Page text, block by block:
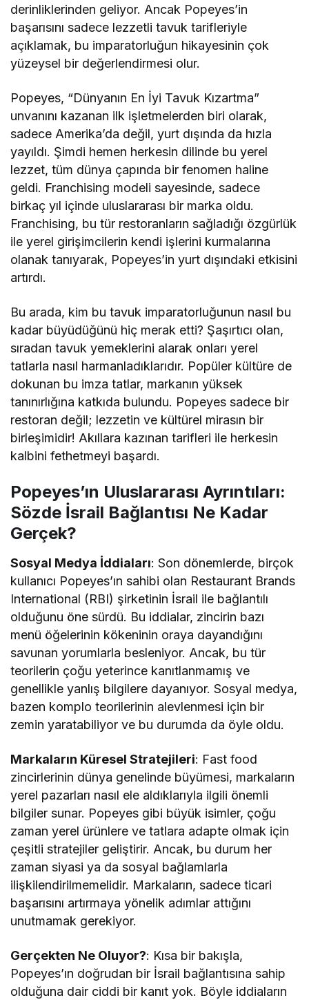
derinliklerinden geliyor. Ancak Popeyes’in
başarısını sadece lezzetli tavuk tarifleriyle
açıklamak, bu imparatorluğun hikayesinin çok
yüzeysel bir değerlendirmesi olur.
Popeyes, “Dünyanın En İyi Tavuk Kızartma”
unvanını kazanan ilk işletmelerden biri olarak,
sadece Amerika’da değil, yurt dışında da hızla
yayıldı. Şimdi hemen herkesin dilinde bu yerel
lezzet, tüm dünya çapında bir fenomen haline
geldi. Franchising modeli sayesinde, sadece
birkaç yıl içinde uluslararası bir marka oldu.
Franchising, bu tür restoranların sağladığı özgürlük
ile yerel girişimcilerin kendi işlerini kurmalarına
olanak tanıyarak, Popeyes’in yurt dışındaki etkisini
artırdı.
Bu arada, kim bu tavuk imparatorluğunun nasıl bu
kadar büyüdüğünü hiç merak etti? Şaşırtıcı olan,
sıradan tavuk yemeklerini alarak onları yerel
tatlarla nasıl harmanladıklarıdır. Popüler kültüre de
dokunan bu imza tatlar, markanın yüksek
tanınırlığına katkıda bulundu. Popeyes sadece bir
restoran değil; lezzetin ve kültürel mirasın bir
birleşimidir! Akıllara kazınan tarifleri ile herkesin
kalbini fethetmeyi başardı.
Popeyes’ın Uluslararası Ayrıntıları:
Sözde İsrail Bağlantısı Ne Kadar
Gerçek?
Sosyal Medya İddiaları: Son dönemlerde, birçok
kullanıcı Popeyes’ın sahibi olan Restaurant Brands
International (RBI) şirketinin İsrail ile bağlantılı
olduğunu öne sürdü. Bu iddialar, zincirin bazı
menü öğelerinin kökeninin oraya dayandığını
savunan yorumlarla besleniyor. Ancak, bu tür
teorilerin çoğu yeterince kanıtlanmamış ve
genellikle yanlış bilgilere dayanıyor. Sosyal medya,
bazen komplo teorilerinin alevlenmesi için bir
zemin yaratabiliyor ve bu durumda da öyle oldu.
Markaların Küresel Stratejileri: Fast food
zincirlerinin dünya genelinde büyümesi, markaların
yerel pazarları nasıl ele aldıklarıyla ilgili önemli
bilgiler sunar. Popeyes gibi büyük isimler, çoğu
zaman yerel ürünlere ve tatlara adapte olmak için
çeşitli stratejiler geliştirir. Ancak, bu durum her
zaman siyasi ya da sosyal bağlamlarla
ilişkilendirilmemelidir. Markaların, sadece ticari
başarısını artırmaya yönelik adımlar attığını
unutmamak gerekiyor.
Gerçekten Ne Oluyor?: Kısa bir bakışla,
Popeyes’ın doğrudan bir İsrail bağlantısına sahip
olduğuna dair ciddi bir kanıt yok. Böyle iddiaların